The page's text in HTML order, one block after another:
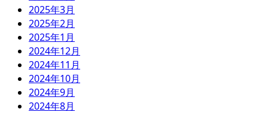
2025年3月
2025年2月
2025年1月
2024年12月
2024年11月
2024年10月
2024年9月
2024年8月